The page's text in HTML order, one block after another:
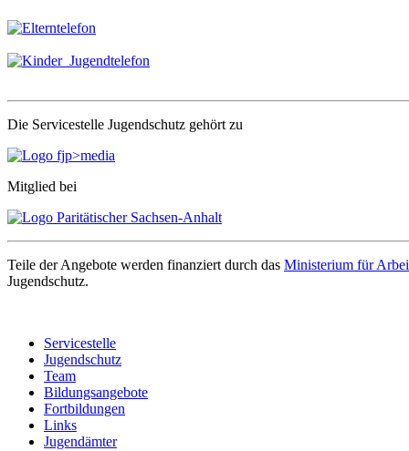
Die Servicestelle Jugendschutz gehört zu
Mitglied bei
Teile der Angebote werden finanziert durch das Ministerium für
Jugendschutz.
Servicestelle
Jugendschutz
Team
Bildungsangebote
Fortbildungen
Links
Jugendämter